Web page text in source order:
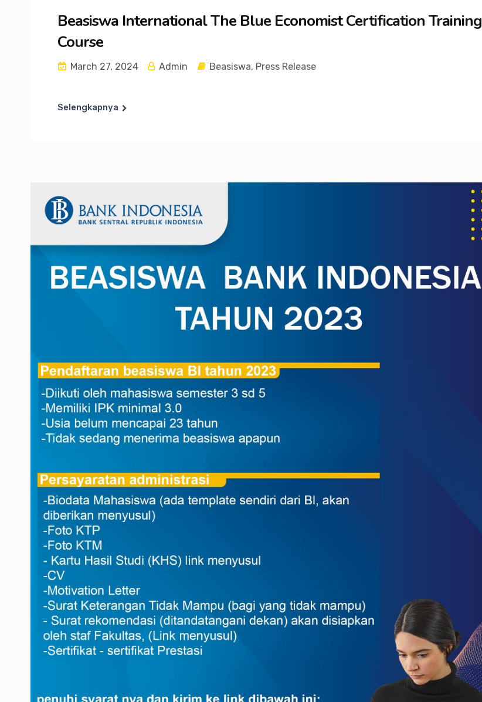
Beasiswa International The Blue Economist Certification Training
Course
March 27, 2024 Admin Beasiswa, Press Release
Selengkapnya